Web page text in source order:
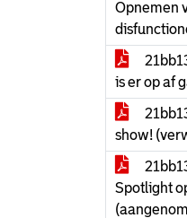
Opnemen
is er op af
show!
Spotlight